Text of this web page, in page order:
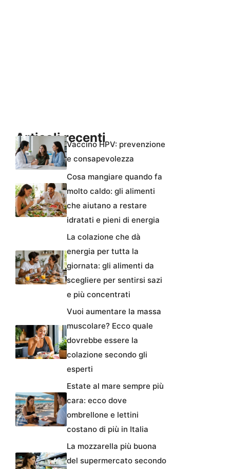
Articoli recentiVaccino HPV: prevenzione
e consapevolezza
Cosa mangiare quando fa
molto caldo: gli alimenti
che aiutano a restare
idratati e pieni di energia
La colazione che dà
energia per tutta la
giornata: gli alimenti da
scegliere per sentirsi sazi
e più concentrati
Vuoi aumentare la massa
muscolare? Ecco quale
dovrebbe essere la
colazione secondo gli
esperti
Estate al mare sempre più
cara: ecco dove
ombrellone e lettini
costano di più in Italia
La mozzarella più buona
del supermercato secondo